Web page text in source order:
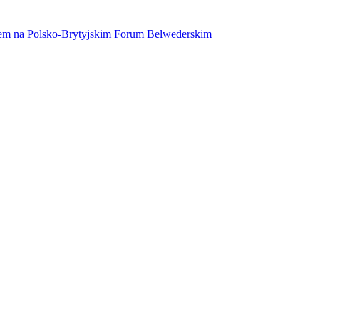
na Polsko-Brytyjskim Forum Belwederskim